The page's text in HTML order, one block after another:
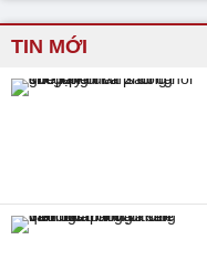
TIN MỚI